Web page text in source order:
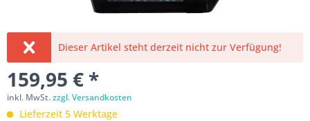
Dieser Artikel steht derzeit nicht zur Verfügung!
159,95 € *
inkl. MwSt.zzgl. Versandkosten
Lieferzeit 5 Werktage